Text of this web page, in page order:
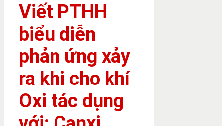
Viết PTHH
biểu diễn
phản ứng xảy
ra khi cho khí
Oxi tác dụng